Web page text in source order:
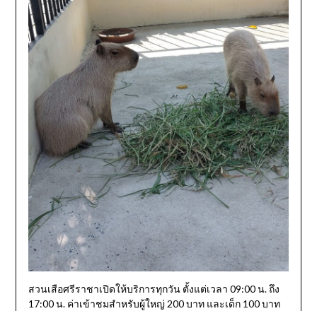
สวนเสือศรีราชาเปิดให้บริการทุกวัน ตั้งแต่เวลา 09:00 น. ถึง
17:00 น. ค่าเข้าชมสำหรับผู้ใหญ่ 200 บาท และเด็ก 100 บาท